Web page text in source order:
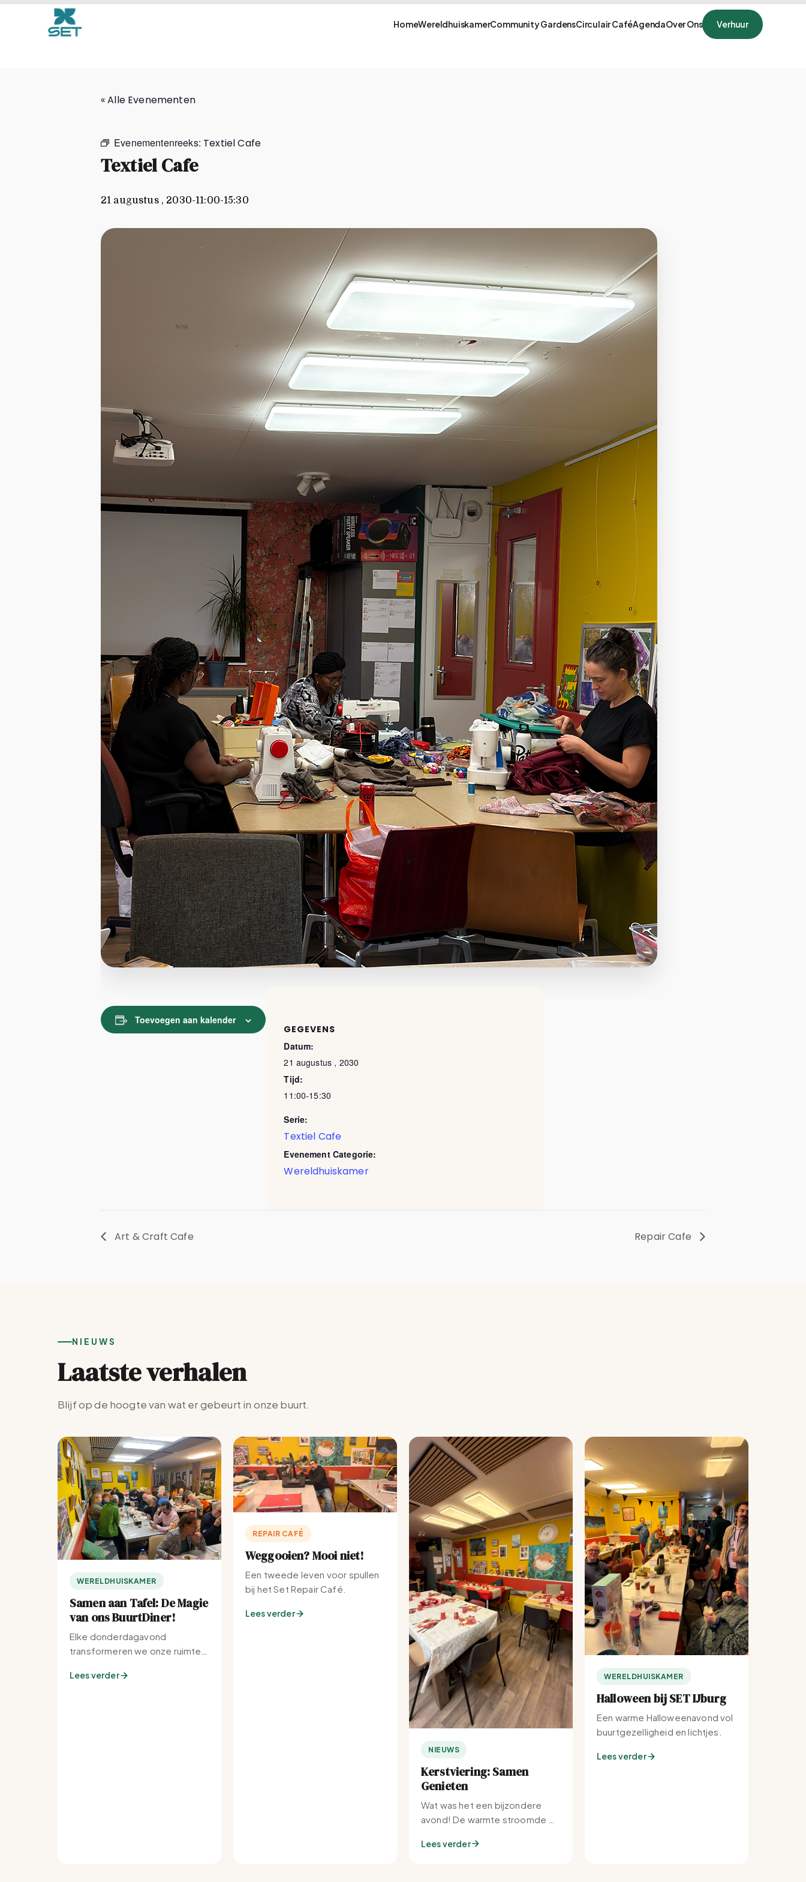
HomeWereldhuiskamerCommunity GardensCirculair CaféAgendaOver Ons Verhuur
Textiel Cafe
« Alle Evenementen
Evenementenreeks: Textiel Cafe
Textiel Cafe
21 augustus , 2030-11:00-15:30
Toevoegen aan kalender
GEGEVENS
Datum:
21 augustus , 2030
Tijd:
11:00-15:30
Serie:
Textiel Cafe
Evenement Categorie:
Wereldhuiskamer
Art & Craft Cafe Repair Cafe
NIEUWS
Laatste verhalen
Blijf op de hoogte van wat er gebeurt in onze buurt.
WERELDHUISKAMER
Samen aan Tafel: De Magie
van ons BuurtDiner!
Elke donderdagavond
transformeren we onze ruimte
buurt.
Lees verder
REPAIR CAFÉ
Weggooien? Mooi niet!
Een tweede leven voor spullen
bij het Set Repair Café.
Lees verder
NIEUWS
Kerstviering: Samen
Genieten
Wat was het een bijzondere
avond! De warmte stroomde bij
Lees verder
WERELDHUISKAMER
Halloween bij SET IJburg
Een warme Halloweenavond vol
buurtgezelligheid en lichtjes.
Lees verder